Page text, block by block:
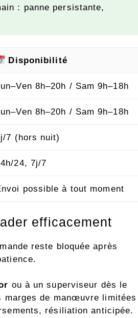
: panne persistante,
Disponibilité
8h–20h / Sam 9h–18h
8h–20h / Sam 9h–18h
7 (hors nuit)
24, 7j/7
possible à tout moment
efficacement
reste bloquée après
ou à un superviseur dès le
marges de manœuvre limitées
résiliation anticipée.